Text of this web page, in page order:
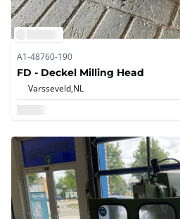
A1-48760-190
FD - Deckel Milling Head
Varsseveld,NL